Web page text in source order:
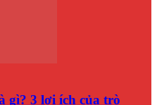
gì? 3 lợi ích của trò